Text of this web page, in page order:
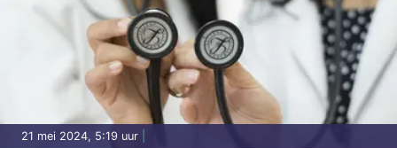
21 mei 2024, 5:19 uur